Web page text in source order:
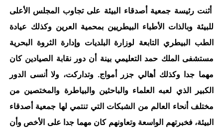
أثنت رئيسة جمعية أصدقاء البيئة على تجاوب المجلس الأعلى
للبيئة وبالذات الأطباء البيطريين بمحمية العرين وكذلك عيادة
الطب البيطري التابعة لوزارة البلديات وإدارة الثروة البحرية
مستشفى الملك حمد التعليمي بينة أن دور نقابة الصيادين كان
مهما جدا وكذلك أهالي جزر أمواج. وتداركت، ولا أنسى الدور
الكبير الذي لعبه العلماء والباحثين والبياطرة والمختصين من
مختلف أنحاء العالم من الشبكات التي تنتمي لها جمعية أصدقاء
البيئة، فخبرتهم الواسعة وتعاونهم كان مهما جدا على الأخص وأن